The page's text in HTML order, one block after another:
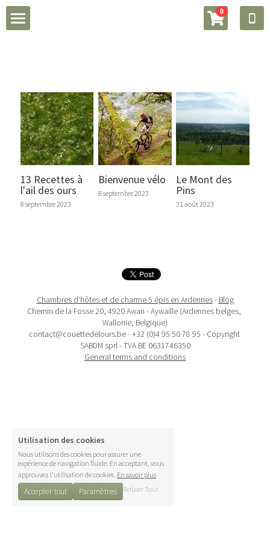
0
Piscine
Jardin
Réserver
Activités
Contact
13 Recettes à
l'ail des ours
8 septembre 2023
Bienvenue vélo
8 septembre 2023
Le Mont des
Pins
31 août 2023
Chambres d'hôtes et de charme 5 épis en Ardennes - Blog
Chemin de la Fosse 20, 4920 Awan - Aywaille (Ardennes belges,
Wallonie, Belgique)
contact@couettedelours.be - +32 (0)4 95 50 78 95 - Copyright
SABDM sprl - TVA BE 0631746350
General terms and conditions
×
LES CATÉGORIES DE LA BOUTIQUE
Utilisation des cookies
Nous utilisons des cookies pour assurer une
expérience de navigation fluide. En acceptant, vous
approuvez l'utilisation de cookies. En savoir plus
Accepter tout Paramètres Refuser Tout